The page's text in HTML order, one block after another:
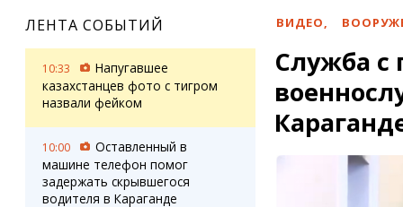
Караганды
eTV
Рассылка новостей
Персоны
Театры
Спорт
Выставки
Цирк и зоопарк
Блогер «ЕШКА»
Лента блогера
ЛЕНТА СОБЫТИЙ
10:33
Напугавшее
казахстанцев фото с тигром
назвали фейком
10:00
Оставленный в
машине телефон помог
задержать скрывшегося
водителя в Караганде
ВИДЕО,
Служба с